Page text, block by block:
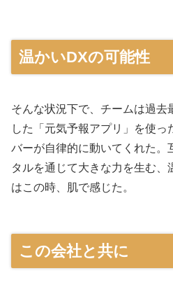
温かいDXの可能性
そんな状況下で、チームは過去
した「元気予報アプリ」を使っ
バーが自律的に動いてくれた。
タルを通じて大きな力を生む、
はこの時、肌で感じた。
この会社と共に